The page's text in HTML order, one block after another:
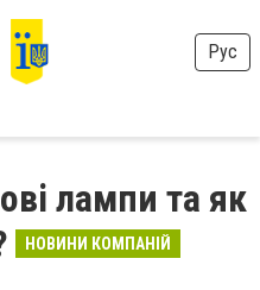
Рус
лампи та як
НОВИНИ КОМПАНІЙ